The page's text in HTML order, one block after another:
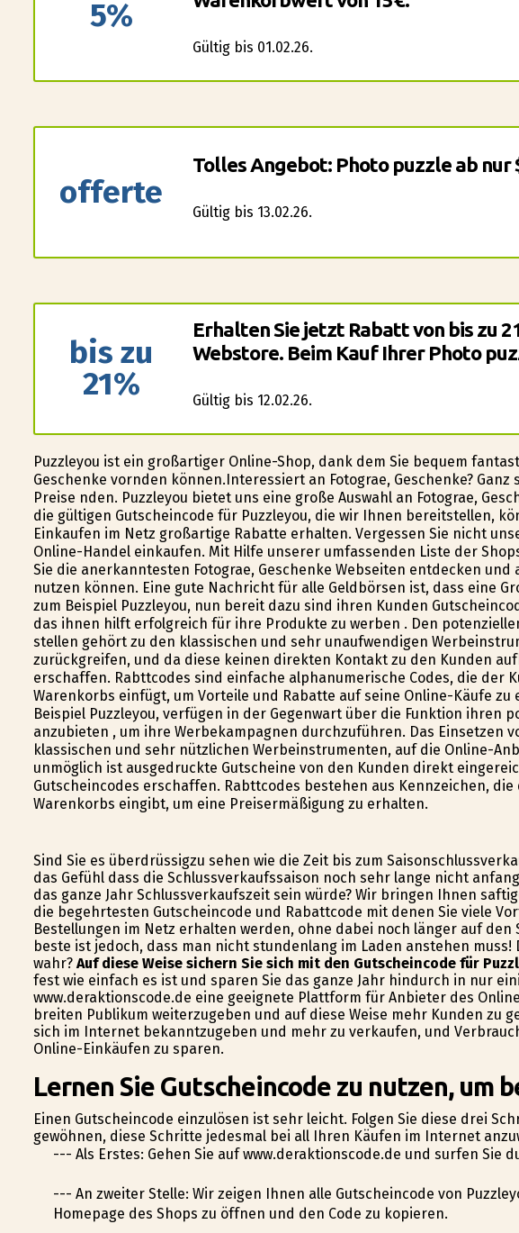
5%
Gültig bis 01.02.26.
offerte
Tolles Angebot: Photo puzzle ab nur
Gültig bis 13.02.26.
bis zu
21%
Erhalten Sie jetzt Rabatt von bis zu
Webstore. Beim Kauf Ihrer Photo
Gültig bis 12.02.26.
Puzzleyou ist ein großartiger Online-Shop, dank dem Sie bequem
Geschenke vorfinden können.Interessiert an Fotografie, Geschenke?
Preise finden. Puzzleyou bietet uns eine große Auswahl an Fotografie,
die gültigen Gutscheincode für Puzzleyou, die wir Ihnen bereitstellen,
Einkaufen im Netz großartige Rabatte erhalten. Vergessen Sie nicht
Online-Handel einkaufen. Mit Hilfe unserer umfassenden Liste der
Sie die anerkanntesten Fotografie, Geschenke Webseiten entdecken
nutzen können. Eine gute Nachricht für alle Geldbörsen ist, dass eine
zum Beispiel Puzzleyou, nun bereit dazu sind ihren Kunden
das ihnen hilft erfolgreich für ihre Produkte zu werben . Den
stellen gehört zu den klassischen und sehr unaufwendigen
zurückgreifen, und da diese keinen direkten Kontakt zu den Kunden
erschaffen. Rabttcodes sind einfache alphanumerische Codes, die der
Warenkorbs einfügt, um Vorteile und Rabatte auf seine Online-Käufe zu
Beispiel Puzzleyou, verfügen in der Gegenwart über die Funktion ihren
anzubieten , um ihre Werbekampagnen durchzuführen. Das Einsetzen
klassischen und sehr nützlichen Werbeinstrumenten, auf die Online-
unmöglich ist ausgedruckte Gutscheine von den Kunden direkt
Gutscheincodes erschaffen. Rabttcodes bestehen aus Kennzeichen, die
Warenkorbs eingibt, um eine Preisermäßigung zu erhalten.
Sind Sie es überdrüssigzu sehen wie die Zeit bis zum
das Gefühl dass die Schlussverkaufssaison noch sehr lange nicht
das ganze Jahr Schlussverkaufszeit sein würde? Wir bringen Ihnen
die begehrtesten Gutscheincode und Rabattcode mit denen Sie viele
Bestellungen im Netz erhalten werden, ohne dabei noch länger auf den
beste ist jedoch, dass man nicht stundenlang im Laden anstehen
wahr? Auf diese Weise sichern Sie sich mit den Gutscheincode für
fest wie einfach es ist und sparen Sie das ganze Jahr hindurch in nur
www.deraktionscode.de eine geeignete Plattform für Anbieter des
breiten Publikum weiterzugeben und auf diese Weise mehr Kunden zu
sich im Internet bekanntzugeben und mehr zu verkaufen, und
Online-Einkäufen zu sparen.
Lernen Sie Gutscheincode zu nutzen, um
Einen Gutscheincode einzulösen ist sehr leicht. Folgen Sie diese drei
gewöhnen, diese Schritte jedesmal bei all Ihren Käufen im Internet
--- Als Erstes: Gehen Sie auf www.deraktionscode.de und surfen Sie
--- An zweiter Stelle: Wir zeigen Ihnen alle Gutscheincode von
Homepage des Shops zu öffnen und den Code zu kopieren.